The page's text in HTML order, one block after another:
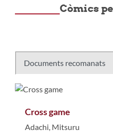
Còmics
Documents recomanats
Cross game
Adachi, Mitsuru